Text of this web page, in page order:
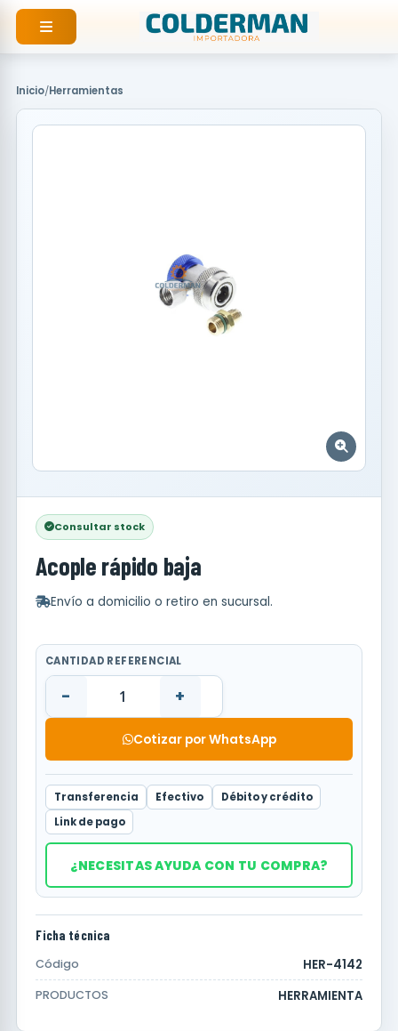
contenido
Inicio/Herramientas
Consultar stock
Acople rápido baja
Envío a domicilio o retiro en sucursal.
CANTIDAD REFERENCIAL
- +
Cotizar por WhatsApp
Transferencia Efectivo
Débito y crédito
Link de pago
¿NECESITAS AYUDA CON TU COMPRA?
Ficha técnica
Código HER-4142
PRODUCTOS HERRAMIENTA